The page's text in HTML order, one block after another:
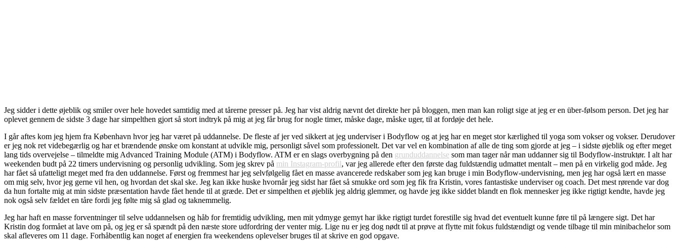
Jeg sidder i dette øjeblik og smiler over hele hovedet samtidig med at tårerne presser på. Jeg har vist aldrig nævnt det direkte her på bloggen, men man kan roligt sige at jeg er en über-følsom person. Det jeg har
oplevet gennem de sidste 3 dage har simpelthen gjort så stort indtryk på mig at jeg får brug for nogle timer, måske dage, måske uger, til at fordøje det hele.
I går aftes kom jeg hjem fra København hvor jeg har været på uddannelse. De fleste af jer ved sikkert at jeg underviser i Bodyflow og at jeg har en meget stor kærlighed til yoga som vokser og vokser. Derudover
er jeg nok ret videbegærlig og har et brændende ønske om konstant at udvikle mig, personligt såvel som professionelt. Det var vel en kombination af alle de ting som gjorde at jeg – i sidste øjeblik og efter meget
lang tids overvejelse – tilmeldte mig Advanced Training Module (ATM) i Bodyflow. ATM er en slags overbygning på den grunduddannelse som man tager når man uddanner sig til Bodyflow-instruktør. I alt har
weekenden budt på 22 timers undervisning og personlig udvikling. Som jeg skrev på min Instagram-profil, var jeg allerede efter den første dag fuldstændig udmattet mentalt – men på en virkelig god måde. Jeg
har fået så ufatteligt meget med fra den uddannelse. Først og fremmest har jeg selvfølgelig fået en masse avancerede redskaber som jeg kan bruge i min Bodyflow-undervisning, men jeg har også lært en masse
om mig selv, hvor jeg gerne vil hen, og hvordan det skal ske. Jeg kan ikke huske hvornår jeg sidst har fået så smukke ord som jeg fik fra Kristin, vores fantastiske underviser og coach. Det mest rørende var dog
da hun fortalte mig at min sidste præsentation havde fået hende til at græde. Det er simpelthen et øjeblik jeg aldrig glemmer, og havde jeg ikke siddet blandt en flok mennesker jeg ikke rigtigt kendte, havde jeg
nok også selv fældet en tåre fordi jeg følte mig så glad og taknemmelig.
Jeg har haft en masse forventninger til selve uddannelsen og håb for fremtidig udvikling, men mit ydmyge gemyt har ikke rigtigt turdet forestille sig hvad det eventuelt kunne føre til på længere sigt. Det har
Kristin dog formået at lave om på, og jeg er så spændt på den næste store udfordring der venter mig. Lige nu er jeg dog nødt til at prøve at flytte mit fokus fuldstændigt og vende tilbage til min minibachelor som
skal afleveres om 11 dage. Forhåbentlig kan noget af energien fra weekendens oplevelser bruges til at skrive en god opgave.